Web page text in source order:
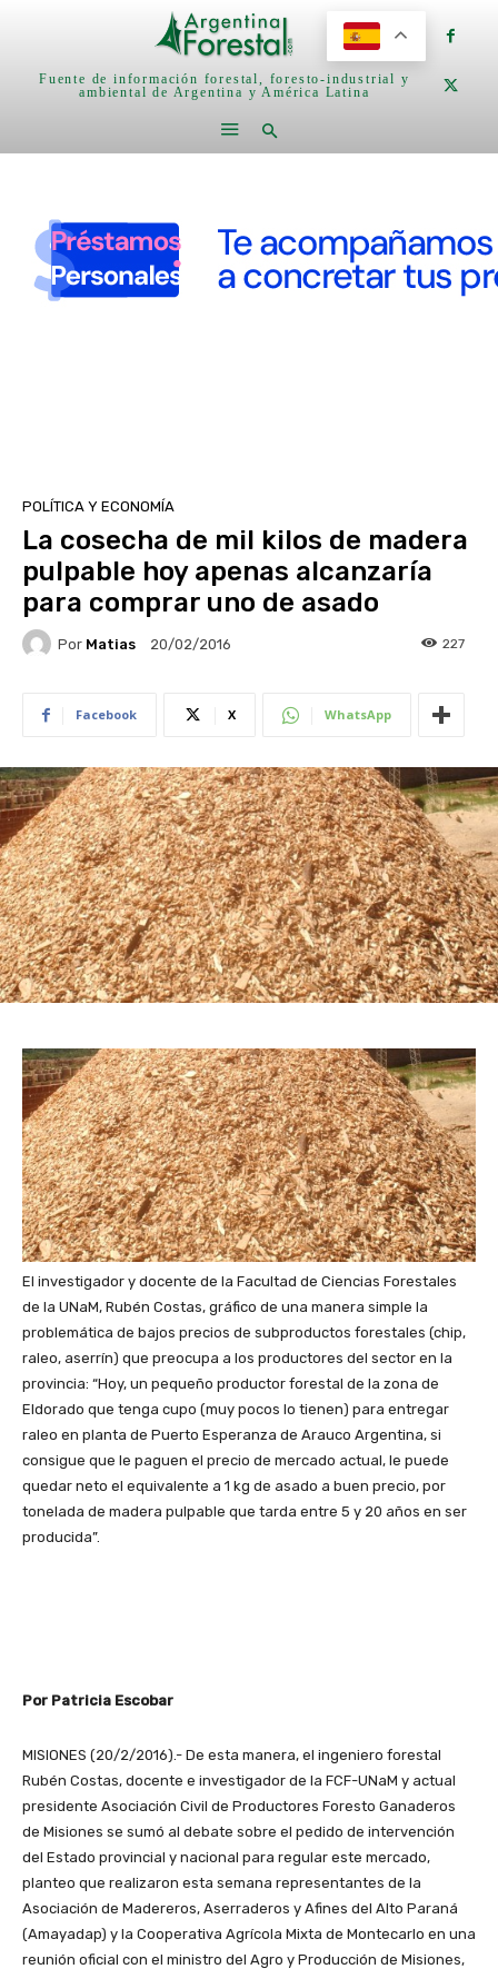
Fuente de información forestal, foresto-industrial y
ambiental de Argentina y América Latina
POLÍTICA Y ECONOMÍA
La cosecha de mil kilos de madera
pulpable hoy apenas alcanzaría
para comprar uno de asado
Por Matias 20/02/2016 227
Facebook X WhatsApp
El investigador y docente de la Facultad de Ciencias Forestales
de la UNaM, Rubén Costas, gráfico de una manera simple la
problemática de bajos precios de subproductos forestales (chip,
raleo, aserrín) que preocupa a los productores del sector en la
provincia: “Hoy, un pequeño productor forestal de la zona de
Eldorado que tenga cupo (muy pocos lo tienen) para entregar
raleo en planta de Puerto Esperanza de Arauco Argentina, si
consigue que le paguen el precio de mercado actual, le puede
quedar neto el equivalente a 1 kg de asado a buen precio, por
tonelada de madera pulpable que tarda entre 5 y 20 años en ser
producida”.
Por Patricia Escobar
MISIONES (20/2/2016).- De esta manera, el ingeniero forestal
Rubén Costas, docente e investigador de la FCF-UNaM y actual
presidente Asociación Civil de Productores Foresto Ganaderos
de Misiones se sumó al debate sobre el pedido de intervención
del Estado provincial y nacional para regular este mercado,
planteo que realizaron esta semana representantes de la
Asociación de Madereros, Aserraderos y Afines del Alto Paraná
(Amayadap) y la Cooperativa Agrícola Mixta de Montecarlo en una
reunión oficial con el ministro del Agro y Producción de Misiones,